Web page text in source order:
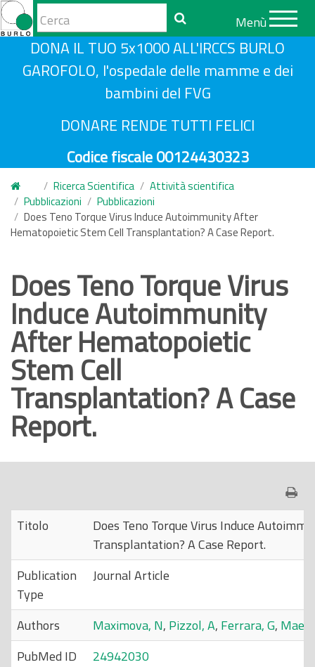
p
Form
di
ricerca
Cerca
DONA IL TUO 5x1000 ALL'IRCCS BURLO
GAROFOLO, l'ospedale delle mamme e dei
bambini del FVG
DONARE RENDE TUTTI FELICI
Codice fiscale 00124430323
Menù
Ricerca Scientifica
Attività scientifica
Pubblicazioni
Pubblicazioni
Does Teno Torque Virus Induce Autoimmunity After
Hematopoietic Stem Cell Transplantation? A Case Report.
Does Teno Torque Virus
Induce Autoimmunity
After Hematopoietic
Stem Cell
Transplantation? A Case
Report.
Titolo
Does Teno Torque Virus Induce
Transplantation? A Case Report.
Publication
Type
Journal Article
Authors Maximova, N, Pizzol, A, Ferrara, G,
PubMed ID
24942030